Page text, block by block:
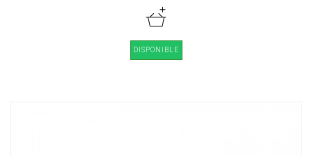
DISPONIBLE